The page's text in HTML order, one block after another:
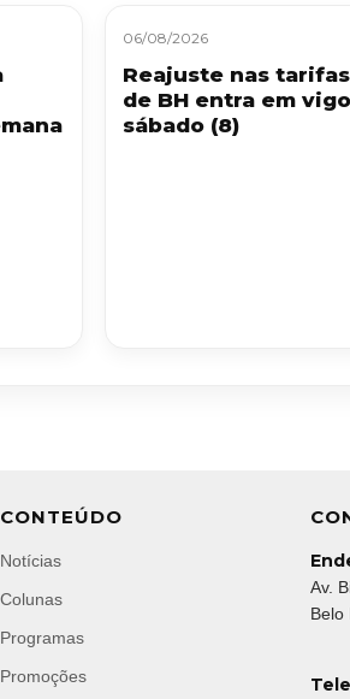
06/08/2026
Reajuste nas
de BH entra em
sábado (8)
CONTEÚDO
Notícias
Colunas
Programas
Promoções
Av.
Belo